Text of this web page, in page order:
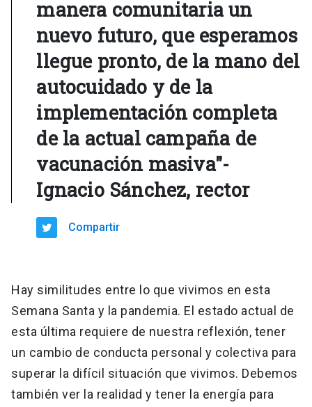
manera comunitaria un
nuevo futuro, que esperamos
llegue pronto, de la mano del
autocuidado y de la
implementación completa
de la actual campaña de
vacunación masiva"-
Ignacio Sánchez, rector
Compartir
Hay similitudes entre lo que vivimos en esta
Semana Santa y la pandemia. El estado actual de
esta última requiere de nuestra reflexión, tener
un cambio de conducta personal y colectiva para
superar la difícil situación que vivimos. Debemos
también ver la realidad y tener la energía para